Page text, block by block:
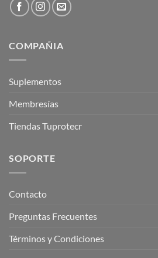
COMPAÑIA
Suplementos
Membresías
Tiendas Tuprotecr
SOPORTE
Contacto
Preguntas Frecuentes
Términos y Condiciones